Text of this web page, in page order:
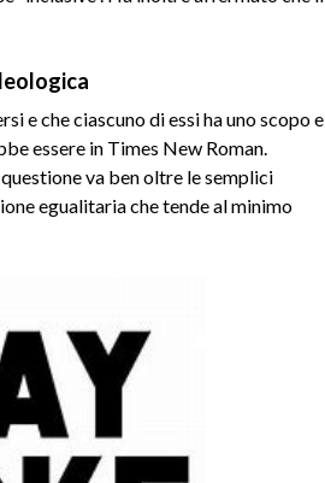
e che ciascuno di essi ha uno scopo e
essere in Times New Roman.
va ben oltre le semplici
egualitaria che tende al minimo